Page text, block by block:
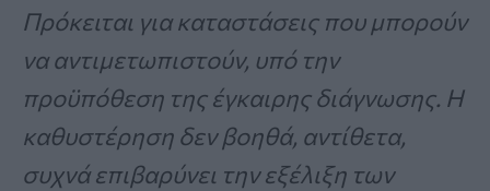
Πρόκειται για καταστάσεις που μπορούν
να αντιμετωπιστούν, υπό την
προϋπόθεση της έγκαιρης διάγνωσης. Η
καθυστέρηση δεν βοηθά, αντίθετα,
συχνά επιβαρύνει την εξέλιξη των